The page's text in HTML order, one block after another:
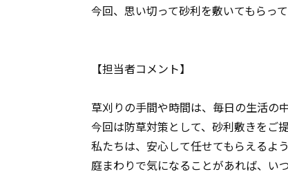
今回、思い切って砂利を敷いてもらっ
【担当者コメント】
草刈りの手間や時間は、毎日の生活の
今回は防草対策として、砂利敷きをご
私たちは、安心して任せてもらえるよ
庭まわりで気になることがあれば、い